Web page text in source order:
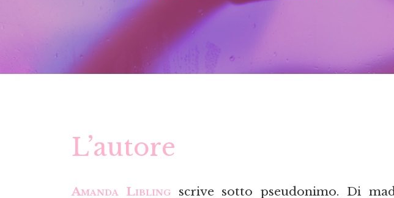
L’autore
Amanda Liblingscrive sotto pseudonimo. Di